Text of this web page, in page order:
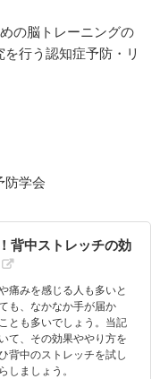
の脳トレーニングの
行う認知症予防・リ
防学会
背中ストレッチの効
痛みを感じる人も多いと
も、なかなか手が届か
とも多いでしょう。当記
て、その効果ややり方を
背中のストレッチを試し
しましょう。